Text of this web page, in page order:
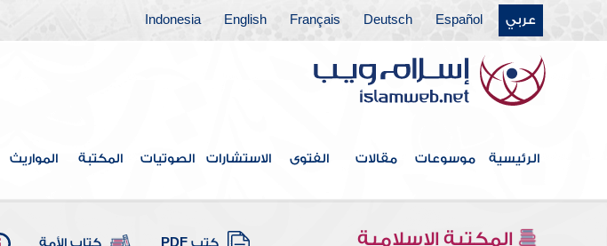
عربي Español
Deutsch
Français
English
Indonesia
الرئيسية موسوعات مقالات الفتوى الاستشارات الصوتيات المكتبة المواريث
المكتبة الإسلامية
فهرس الكتاب
المقدمة